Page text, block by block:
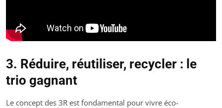
3. Réduire, réutiliser, recycler : le
trio gagnant
Le concept des 3R est fondamental pour vivre éco-